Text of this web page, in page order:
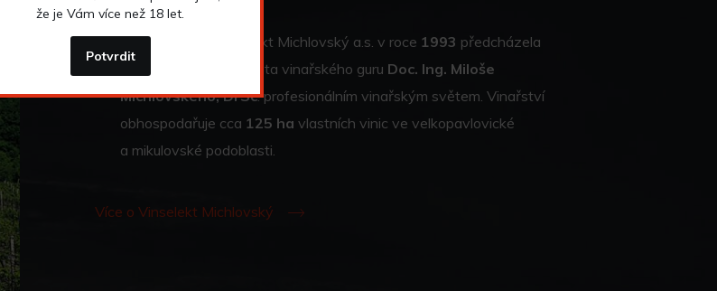
Založení firmy Vinselekt Michlovský a.s. v roce 1993 předcházela
více než třicetiletá cesta vinařského guru Doc. Ing. Miloše
Michlovského, DrSc. profesionálním vinařským světem. Vinařství
obhospodařuje cca 125 ha vlastních vinic ve velkopavlovické
a mikulovské podoblasti.
Více o Vinselekt Michlovský
že je Vám více než 18 let.
Potvrdit